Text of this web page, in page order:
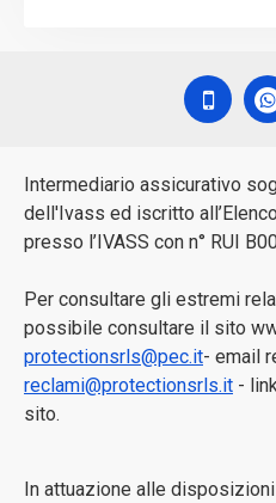
Intermediario assicurativo
dell'Ivass ed iscritto
presso l’IVASS con n° RUI
Per consultare gli estremi
possibile consultare il sito
protectionsrls@pec.it- email
reclami@protectionsrls.it -
sito.
In attuazione alle